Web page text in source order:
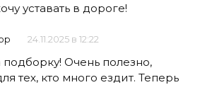
уставать в дороге!
24.11.2025 в 12:22
подборку! Очень полезно,
тех, кто много ездит. Теперь